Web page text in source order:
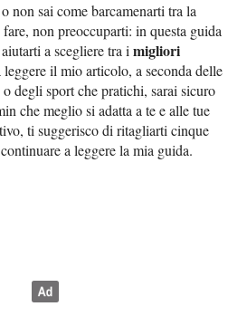
non sai come barcamenarti tra la
non preoccuparti: in questa guida
a scegliere tra imigliori
il mio articolo, a seconda delle
degli sport che pratichi, sarai sicuro
che meglio si adatta a te e alle tue
ti suggerisco di ritagliarti cinque
a leggere la mia guida.